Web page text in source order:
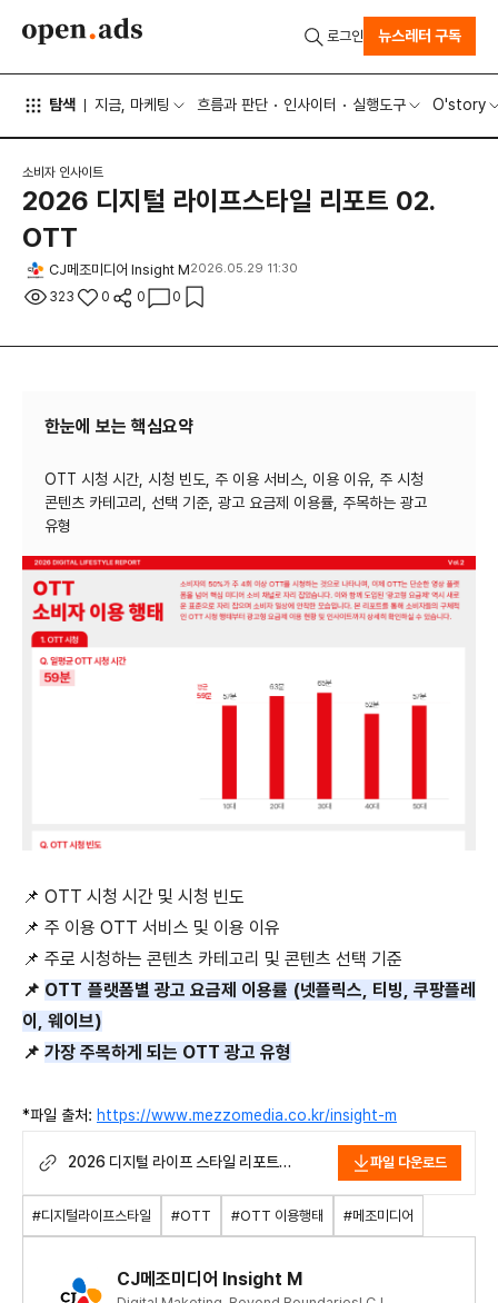
탐색 지금, 마케팅 흐름과 판단 인사이터 실행도구 O'story
로그인 뉴스레터 구독
소비자 인사이트
2026 디지털 라이프스타일 리포트 02.
OTT
CJ메조미디어 Insight M2026.05.29 11:30
323 0 0 0
한눈에 보는 핵심요약
OTT 시청 시간, 시청 빈도, 주 이용 서비스, 이용 이유, 주 시청
콘텐츠 카테고리, 선택 기준, 광고 요금제 이용률, 주목하는 광고
📌 OTT 시청 시간 및 시청 빈도
📌 주 이용 OTT 서비스 및 이용 이유
📌 주로 시청하는 콘텐츠 카테고리 및 콘텐츠 선택 기준
📌 OTT 플랫폼별 광고 요금제 이용률 (넷플릭스, 티빙,쿠팡플레
이 , 웨이브)
📌 가장 주목하게 되는 OTT 광고 유형
*파일 출처: https://www.mezzomedia.co.kr/insight-m
2026 디지털 라이프 스타일 리포트
파일 다운로드
#디지털라이프스타일 #OTT #OTT 이용행태 #메조미디어
CJ메조미디어 Insight M